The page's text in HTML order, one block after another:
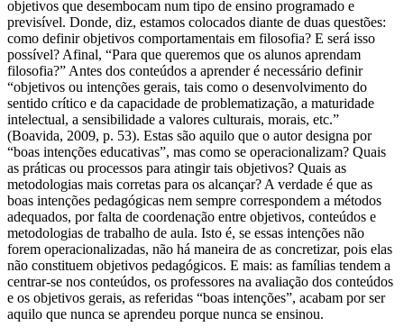
objetivos que desembocam num tipo de ensino programado e
previsível. Donde, diz, estamos colocados diante de duas questões:
como definir objetivos comportamentais em filosofia? E será isso
possível? Afinal, “Para que queremos que os alunos aprendam
filosofia?” Antes dos conteúdos a aprender é necessário definir
“objetivos ou intenções gerais, tais como o desenvolvimento do
sentido crítico e da capacidade de problematização, a maturidade
intelectual, a sensibilidade a valores culturais, morais, etc.”
(Boavida, 2009, p. 53). Estas são aquilo que o autor designa por
“boas intenções educativas”, mas como se operacionalizam? Quais
as práticas ou processos para atingir tais objetivos? Quais as
metodologias mais corretas para os alcançar? A verdade é que as
boas intenções pedagógicas nem sempre correspondem a métodos
adequados, por falta de coordenação entre objetivos, conteúdos e
metodologias de trabalho de aula. Isto é, se essas intenções não
forem operacionalizadas, não há maneira de as concretizar, pois elas
não constituem objetivos pedagógicos. E mais: as famílias tendem a
centrar-se nos conteúdos, os professores na avaliação dos conteúdos
e os objetivos gerais, as referidas “boas intenções”, acabam por ser
aquilo que nunca se aprendeu porque nunca se ensinou.